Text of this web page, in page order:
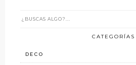
CATEGORÍAS
DECO